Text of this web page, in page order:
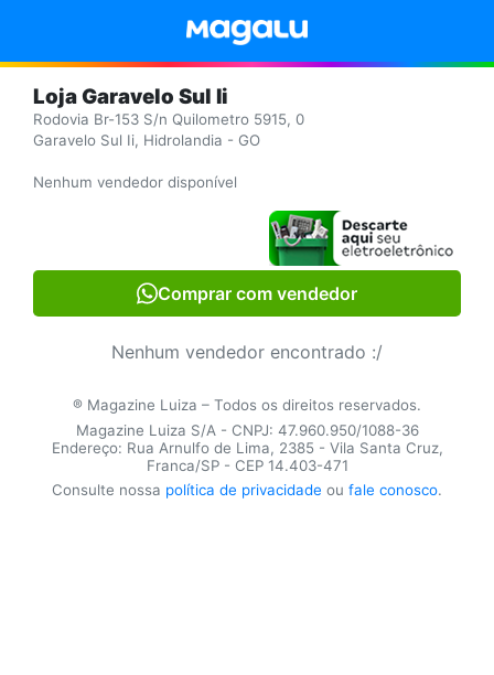
Loja Garavelo Sul Ii
Rodovia Br-153 S/n Quilometro 5915, 0
Garavelo Sul Ii, Hidrolandia - GO
Nenhum vendedor disponível
Comprar com vendedor
Nenhum vendedor encontrado :/
® Magazine Luiza – Todos os direitos reservados.
Magazine Luiza S/A - CNPJ: 47.960.950/1088-36
Endereço: Rua Arnulfo de Lima, 2385 - Vila Santa Cruz,
Franca/SP - CEP 14.403-471
Consulte nossa política de privacidade ou fale conosco.